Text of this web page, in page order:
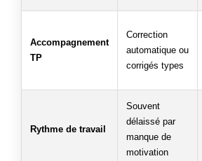
Accompagnement
TP
Correction
automatique ou
corrigés types
Rythme de travail
Souvent
délaissé par
manque de
motivation